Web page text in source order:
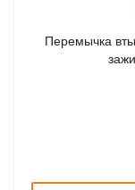
Перемычка